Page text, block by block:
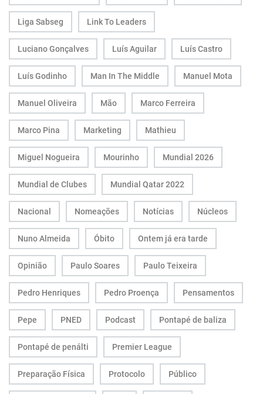
Liga Sabseg Link To Leaders
Luciano Gonçalves Luís Aguilar Luís Castro
Luís Godinho Man In The Middle Manuel Mota
Manuel Oliveira Mão Marco Ferreira
Marco Pina Marketing Mathieu
Miguel Nogueira Mourinho Mundial 2026
Mundial de Clubes Mundial Qatar 2022
Nacional Nomeações Notícias Núcleos
Nuno Almeida Óbito Ontem já era tarde
Opinião Paulo Soares Paulo Teixeira
Pedro Henriques Pedro Proença Pensamentos
Pepe PNED Podcast Pontapé de baliza
Pontapé de penálti Premier League
Preparação Física Protocolo Público